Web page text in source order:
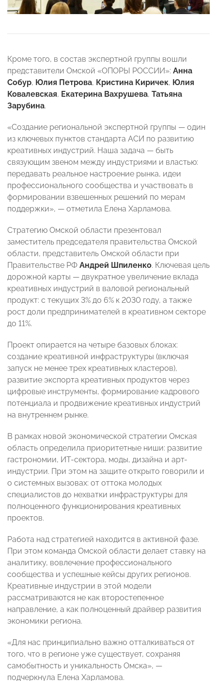
Кроме того, в состав экспертной группы вошли
представители Омской «ОПОРЫ РОССИИ»: Анна
Собур, Юлия Петрова, Кристина Киричек, Юлия
Ковалевская, Екатерина Вахрушева, Татьяна
Зарубина.
«Создание региональной экспертной группы — один
из ключевых пунктов стандарта АСИ по развитию
креативных индустрий. Наша задача — быть
связующим звеном между индустриями и властью:
передавать реальное настроение рынка, идеи
профессионального сообщества и участвовать в
формировании взвешенных решений по мерам
поддержки», — отметила Елена Харламова.
Стратегию Омской области презентовал
заместитель председателя правительства Омской
области, представитель Омской области при
Правительстве РФ Андрей Шпиленко. Ключевая цель
дорожной карты — двукратное увеличение вклада
креативных индустрий в валовой региональный
продукт: с текущих 3% до 6% к 2030 году, а также
рост доли предпринимателей в креативном секторе
до 11%.
Проект опирается на четыре базовых блоках:
создание креативной инфраструктуры (включая
запуск не менее трех креативных кластеров),
развитие экспорта креативных продуктов через
цифровые инструменты, формирование кадрового
потенциала и продвижение креативных индустрий
на внутреннем рынке.
В рамках новой экономической стратегии Омская
область определила приоритетные ниши: развитие
гастрономии, ИT-сектора, моды, дизайна и арт-
индустрии. При этом на защите открыто говорили и
о системных вызовах: от оттока молодых
специалистов до нехватки инфраструктуры для
полноценного функционирования креативных
проектов.
Работа над стратегией находится в активной фазе.
При этом команда Омской области делает ставку на
аналитику, вовлечение профессионального
сообщества и успешные кейсы других регионов.
Креативные индустрии в этой модели
рассматриваются не как второстепенное
направление, а как полноценный драйвер развития
экономики региона.
«Для нас принципиально важно отталкиваться от
того, что в регионе уже существует, сохраняя
самобытность и уникальность Омска», —
подчеркнула Елена Харламова.